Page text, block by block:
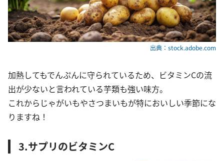
出典：stock.adobe.com
加熱してもでんぷんに守られているため、ビタミンCの流
出が少ないと言われている芋類も強い味方。
これからじゃがいもやさつまいもが特においしい季節にな
りますね！
3.サプリのビタミンC